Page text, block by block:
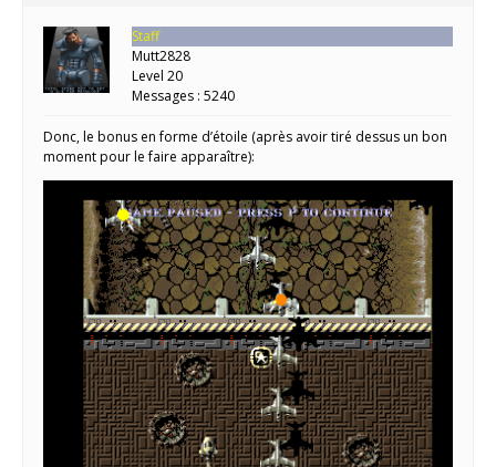
Staff
Mutt2828
Level 20
Messages : 5240
Donc, le bonus en forme d’étoile (après avoir tiré dessus un bon
moment pour le faire apparaître):